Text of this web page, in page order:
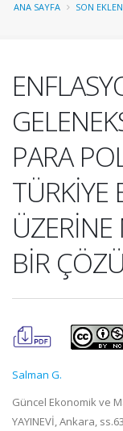
ANA SAYFA SON
PARA
TÜRKİYE
BİR
Salman G.
Güncel Ekonomik ve
YAYINEVİ, Ankara,